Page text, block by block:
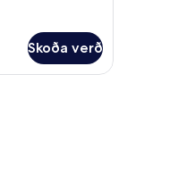
Skoða verð